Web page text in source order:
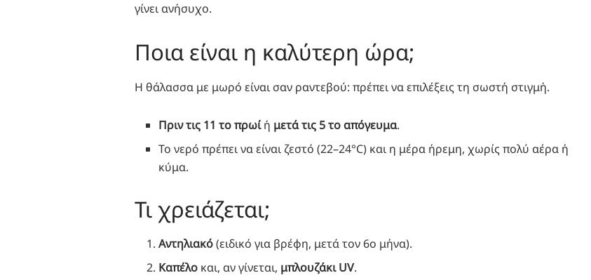
γίνει ανήσυχο.
Ποια είναι η καλύτερη ώρα;
Η θάλασσα με μωρό είναι σαν ραντεβού: πρέπει να επιλέξεις τη σωστή στιγμή.
Πριν τις 11 το πρωίή μετά τις 5 το απόγευμα.
Το νερό πρέπει να είναι ζεστό (22–24°C) και η μέρα ήρεμη, χωρίς πολύ αέρα ή
κύμα.
Τι χρειάζεται;
Αντηλιακό(ειδικό για βρέφη, μετά τον 6ο μήνα).
Καπέλο και, αν γίνεται, μπλουζάκι UV.